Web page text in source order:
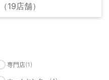
（19店舗）
専門店(1)